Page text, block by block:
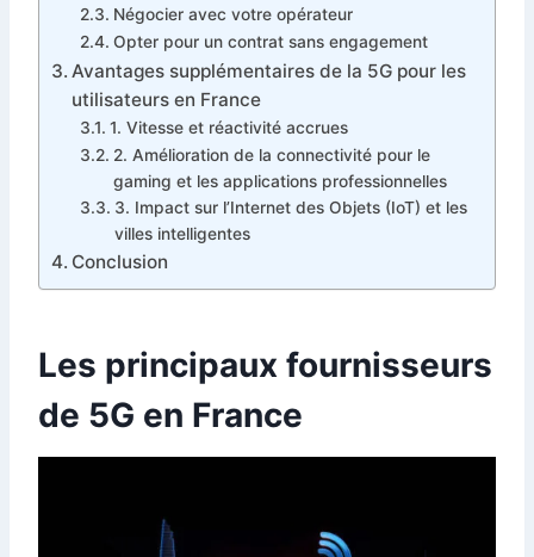
Négocier avec votre opérateur
Opter pour un contrat sans engagement
Avantages supplémentaires de la 5G pour les
utilisateurs en France
1. Vitesse et réactivité accrues
2. Amélioration de la connectivité pour le
gaming et les applications professionnelles
3. Impact sur l’Internet des Objets (IoT) et les
villes intelligentes
Conclusion
Les principaux fournisseurs
de 5G en France